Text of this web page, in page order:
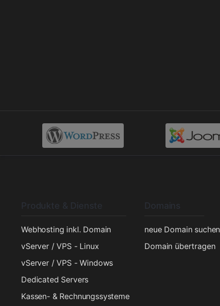
Produkte & Dienste
Webhosting inkl. Domain
vServer / VPS - Linux
vServer / VPS - Windows
Dedicated Servers
Kassen- & Rechnungssysteme
Domains
neue Domain suchen
Domain übertragen